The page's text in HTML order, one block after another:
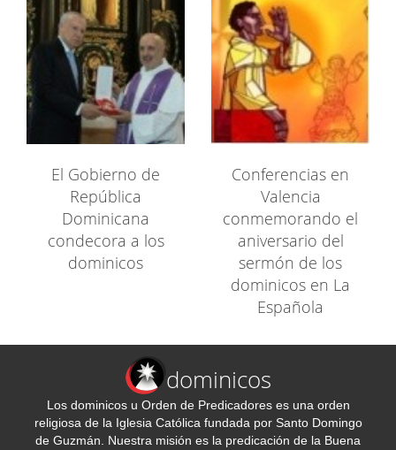
El Gobierno de
República
Dominicana
condecora a los
dominicos
Conferencias en
Valencia
conmemorando el
aniversario del
sermón de los
dominicos en La
Española
dominicos
Los dominicos u Orden de Predicadores es una orden
religiosa de la Iglesia Católica fundada por Santo Domingo
de Guzmán. Nuestra misión es la predicación de la Buena